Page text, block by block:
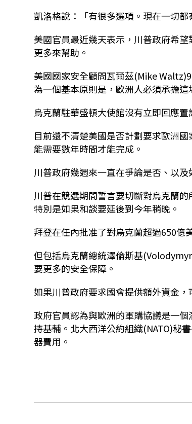
凱洛格說：「有很多選項。現在一切
美國官員最近幾天表示，川普政府希
更多來幫助。
美國國家安全顧問瓦爾茲(Mike
為一個基本原則是，歐洲人必須承擔這
烏克蘭駐華盛頓大使館沒有立即回應置
目前還不清楚美國是否計劃要求歐洲
能需要數年時間才能完成。
川普政府幾週來一直在爭論是否、以及
川普在競選期間誓言要切斷對烏克蘭
特別是如果和談要延後到今年稍晚。
拜登在任內批准了對烏克蘭超過650億
但包括烏克蘭總統澤倫斯基
要更多的安全保障。
如果川普政府要求國會提供額外資金
政府官員認為與歐洲的軍購協議是一
持基輔。北大西洋公約組織(NATO)秘
器費用。